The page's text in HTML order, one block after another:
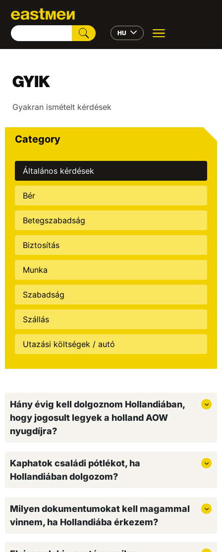
HU
GYIK
Gyakran ismételt kérdések
Category
Általános kérdések
Bér
Betegszabadság
Biztosítás
Munka
Szabadság
Szállás
Utazási költségek / autó
Hány évig kell dolgoznom Hollandiában,
hogy jogosult legyek a holland AOW
nyugdíjra?
Kaphatok családi pótlékot, ha
Hollandiában dolgozom?
Milyen dokumentumokat kell magammal
vinnem, ha Hollandiába érkezem?